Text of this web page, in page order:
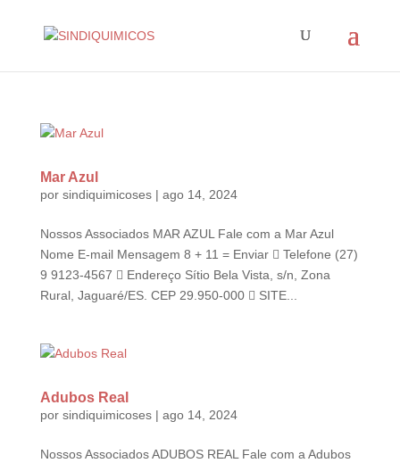
Mar Azul
por sindiquimicoses| ago 14, 2024
Nossos Associados MAR AZUL Fale com a Mar Azul
Nome E-mail Mensagem 8 + 11 = Enviar  Telefone (27)
9 9123-4567  Endereço Sítio Bela Vista, s/n, Zona
Rural, Jaguaré/ES. CEP 29.950-000  SITE...
Adubos Real
por sindiquimicoses| ago 14, 2024
Nossos Associados ADUBOS REAL Fale com a Adubos